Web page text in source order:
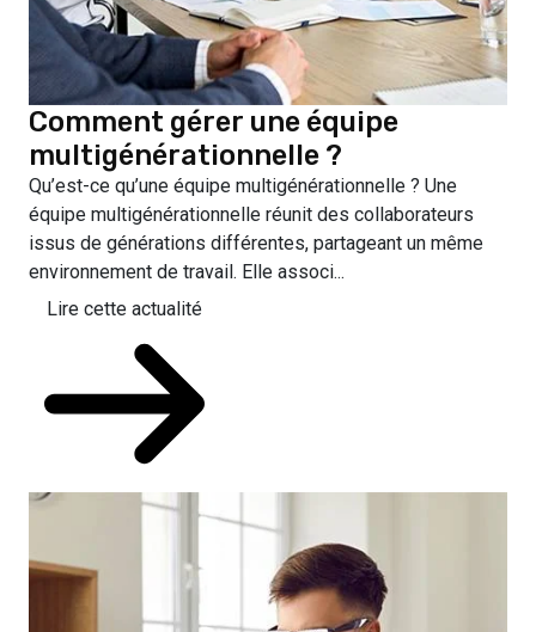
Comment gérer une équipe
multigénérationnelle ?
Qu’est-ce qu’une équipe multigénérationnelle ? Une
équipe multigénérationnelle réunit des collaborateurs
issus de générations différentes, partageant un même
environnement de travail. Elle associ...
Lire cette actualité